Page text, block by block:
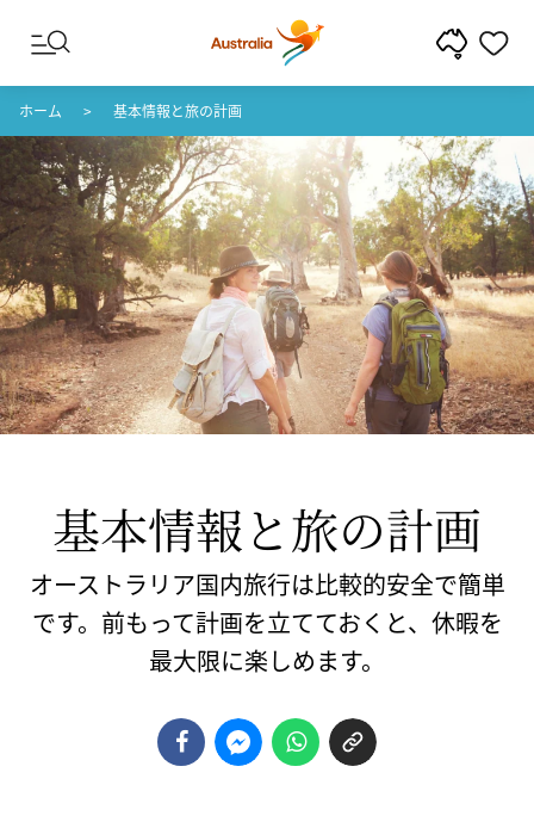
コンテンツへスキップ
フッターナビゲーションへスキップ
ホーム 基本情報と旅の計画
基本情報と​旅の​計画
オーストラリア国内旅行は比較的安全で簡単
です。前もって計画を立てておくと、休暇を
最大限に楽しめます。